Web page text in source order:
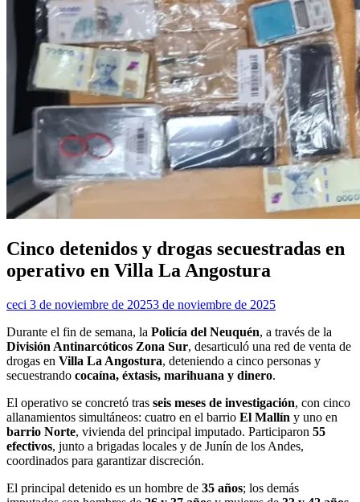
Cinco detenidos y drogas secuestradas en
operativo en Villa La Angostura
ceci 3 de noviembre de 20253 de noviembre de 2025
Durante el fin de semana, la Policía del Neuquén, a través de la
División Antinarcóticos Zona Sur, desarticuló una red de venta de
drogas en Villa La Angostura, deteniendo a cinco personas y
secuestrando cocaína, éxtasis, marihuana y dinero.
El operativo se concretó tras seis meses de investigación, con cinco
allanamientos simultáneos: cuatro en el barrio El Mallín y uno en
barrio Norte, vivienda del principal imputado. Participaron 55
efectivos, junto a brigadas locales y de Junín de los Andes,
coordinados para garantizar discreción.
El principal detenido es un hombre de 35 años; los demás